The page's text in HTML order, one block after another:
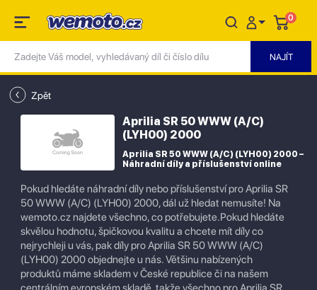
0
Zpět
Aprilia SR 50 WWW (A/C)
(LYH00) 2000
Aprilia SR 50 WWW (A/C) (LYH00) 2000 –
Náhradní díly a příslušenství online
Pokud hledáte náhradní díly nebo příslušenství pro Aprilia SR
50 WWW (A/C) (LYH00) 2000, dál už hledat nemusíte! Na
wemoto.cz najdete všechno, co potřebujete.Pokud hledáte
skvělou hodnotu, špičkovou kvalitu a chcete mít díly co
nejrychleji u vás, pak díly pro Aprilia SR 50 WWW (A/C)
(LYH00) 2000 objednejte u nás. Většinu nabízených
produktů máme skladem v České republice či na našem